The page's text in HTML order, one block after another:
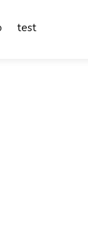
test